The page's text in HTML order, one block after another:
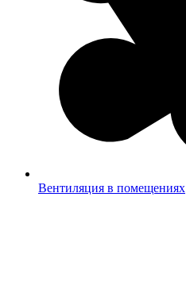
Вентиляция в помещениях